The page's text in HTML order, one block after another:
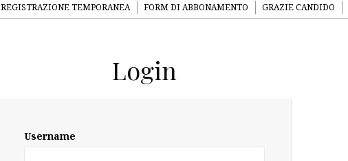
REGISTRAZIONE TEMPORANEA FORM DI ABBONAMENTO GRAZIE CANDIDO
Login
Username